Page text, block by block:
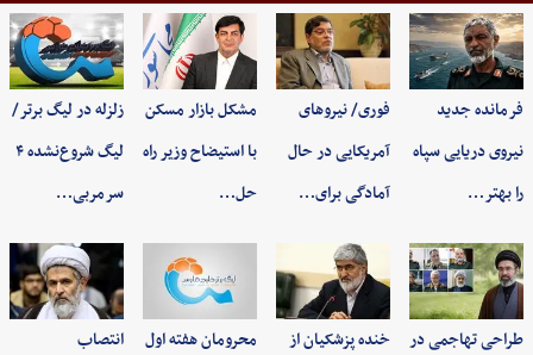
فرمانده جدید
نیروی دریایی سپاه
را بهتر…
فوری/ نیروهای
آمریکایی در حال
آمادگی برای…
مشکل بازار مسکن
با استیضاح وزیر راه
حل…
زلزله در لیگ برتر/
لیگ شروع‌نشده ۴
سرمربی…
طراحی تهاجمی در خنده پزشکیان از محرومان هفته اول انتصاب